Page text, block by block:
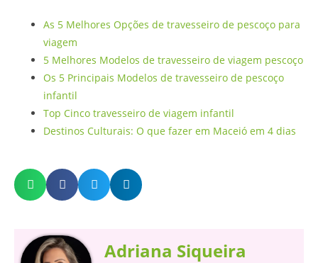
As 5 Melhores Opções de travesseiro de pescoço para
viagem
5 Melhores Modelos de travesseiro de viagem pescoço
Os 5 Principais Modelos de travesseiro de pescoço
infantil
Top Cinco travesseiro de viagem infantil
Destinos Culturais: O que fazer em Maceió em 4 dias
Adriana Siqueira